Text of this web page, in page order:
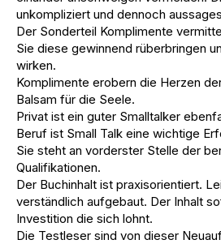
unkompliziert und dennoch
Der Sonderteil Komplimente
Sie diese gewinnend rüberbringen
wirken.
Komplimente erobern die Herzen
Balsam für die Seele.
Privat ist ein guter Smalltalker
Beruf ist Small Talk eine wichtige
Sie steht an vorderster Stelle der
Qualifikationen.
Der Buchinhalt ist praxisorientiert.
verständlich aufgebaut. Der Inhalt
Investition die sich lohnt.
Die Testleser sind von dieser